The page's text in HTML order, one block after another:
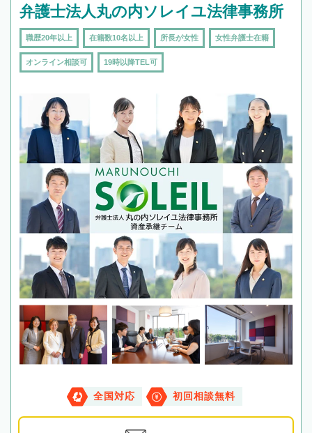
弁護士法人丸の内ソレイユ法律事務所
職歴20年以上 在籍数10名以上 所長が女性 女性弁護士在籍
オンライン相談可 19時以降TEL可
全国対応 初回相談無料